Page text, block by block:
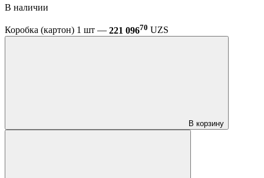
В наличии
Коробка (картон) 1 шт — 221 09670 UZS
В корзину